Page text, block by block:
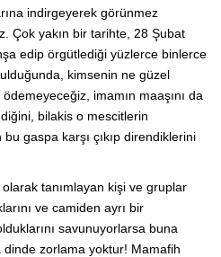
indirgeyerek görünmez
Çok yakın bir tarihte, 28 Şubat
edip örgütlediği yüzlerce binlerce
kimsenin ne güzel
imamın maaşını da
bilakis o mescitlerin
gaspa karşı çıkıp direndiklerini
tanımlayan kişi ve gruplar
ve camiden ayrı bir
savunuyorlarsa buna
zorlama yoktur! Mamafih